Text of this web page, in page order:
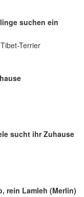
suchen ein
Terrier
sucht ihr Zuhause
rein Lamleh (Merlin)